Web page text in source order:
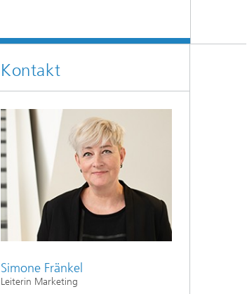
Kontakt
Simone Fränkel
Leiterin Marketing